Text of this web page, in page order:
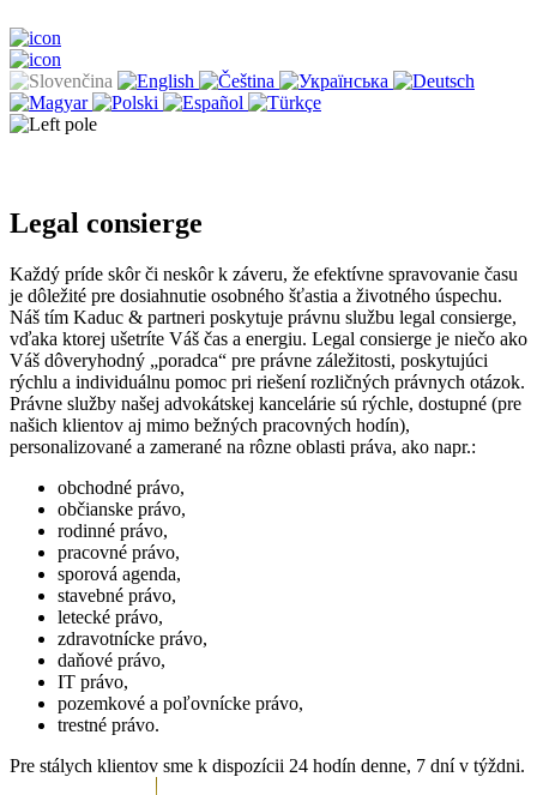
Legal consierge
Každý príde skôr či neskôr k záveru, že efektívne spravovanie času
je dôležité pre dosiahnutie osobného šťastia a životného úspechu.
Náš tím Kaduc & partneri poskytuje právnu službu legal consierge,
vďaka ktorej ušetríte Váš čas a energiu. Legal consierge je niečo ako
Váš dôveryhodný „poradca“ pre právne záležitosti, poskytujúci
rýchlu a individuálnu pomoc pri riešení rozličných právnych otázok.
Právne služby našej advokátskej kancelárie sú rýchle, dostupné (pre
našich klientov aj mimo bežných pracovných hodín),
personalizované a zamerané na rôzne oblasti práva, ako napr.:
obchodné právo,
občianske právo,
rodinné právo,
pracovné právo,
sporová agenda,
stavebné právo,
letecké právo,
zdravotnícke právo,
daňové právo,
IT právo,
pozemkové a poľovnícke právo,
trestné právo.
Pre stálych klientov sme k dispozícii 24 hodín denne, 7 dní v týždni.